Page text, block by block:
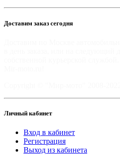
Доставим заказ сегодня
Личный кабинет
Вход в кабинет
Регистрация
Выход из кабинета